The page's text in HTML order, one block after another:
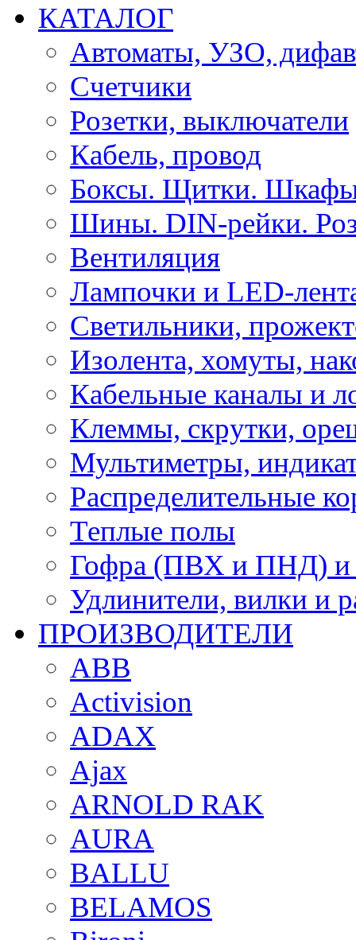
КАТАЛОГ
Автоматы, УЗО,
Счетчики
Розетки, выключатели
Кабель, провод
Боксы. Щитки.
Шины. DIN-рейки.
Вентиляция
Лампочки и LED-
Светильники,
Изолента, хомуты,
Кабельные каналы и
Клеммы, скрутки,
Мультиметры,
Распределительные
Теплые полы
Гофра (ПВХ и ПНД) и
Удлинители, вилки и
ПРОИЗВОДИТЕЛИ
ABB
Activision
ADAX
Ajax
ARNOLD RAK
AURA
BALLU
BELAMOS